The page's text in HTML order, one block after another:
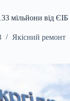
мільйони від ЄІБ
Якісний ремонт